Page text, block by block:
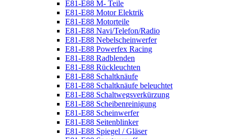
E81-E88 M- Teile
E81-E88 Motor Elektrik
E81-E88 Motorteile
E81-E88 Navi/Telefon/Radio
E81-E88 Nebelscheinwerfer
E81-E88 Powerfex Racing
E81-E88 Radblenden
E81-E88 Rückleuchten
E81-E88 Schaltknäufe
E81-E88 Schaltknäufe beleuchtet
E81-E88 Schaltwegsverkürzung
E81-E88 Scheibenreinigung
E81-E88 Scheinwerfer
E81-E88 Seitenblinker
E81-E88 Spiegel / Gläser